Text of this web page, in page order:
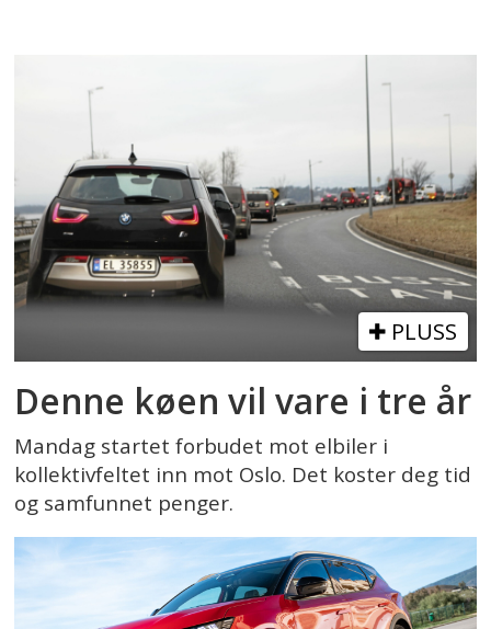
PLUSS
Denne køen vil vare i tre år
Mandag startet forbudet mot elbiler i
kollektivfeltet inn mot Oslo. Det koster deg tid
og samfunnet penger.